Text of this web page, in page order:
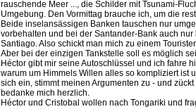
rauschende Meer ..., die Schilder mit Tsunami-
Umgebung. Den Vormittag brauche ich, um die
Beide inselansässigen Banken tauschen nur
vorbehalten und bei der Santander-Bank auch
Santiago. Also schickt man mich zu einem
Aber bei der einzigen Tankstelle soll es möglich
Héctor gibt mir seine Autoschlüssel und ich fahre
warum um Himmels Willen alles so kompliziert ist
sich ein, stimmt meinen Argumenten zu - und
bedanke mich herzlich.
Héctor und Cristobal wollen nach Tongariki und